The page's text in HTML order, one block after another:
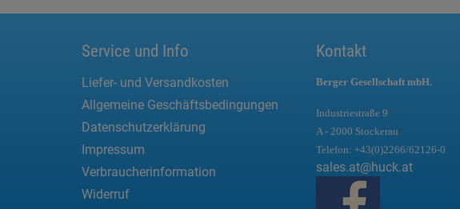
Service und Info
Liefer- und Versandkosten
Allgemeine Geschäftsbedingungen
Datenschutzerklärung
Impressum
Verbraucherinformation
Widerruf
Kontakt
Berger Gesellschaft mbH.
Industriestraße 9
A - 2000 Stockerau
Telefon: +43(0)2266/62126-0
sales.at@huck.at